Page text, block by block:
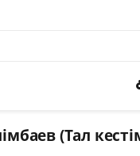
(Тал